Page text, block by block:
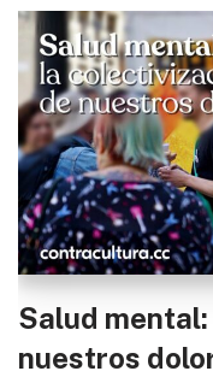
Salud
nuestros